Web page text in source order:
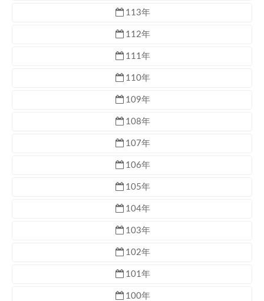
113年
112年
111年
110年
109年
108年
107年
106年
105年
104年
103年
102年
101年
100年